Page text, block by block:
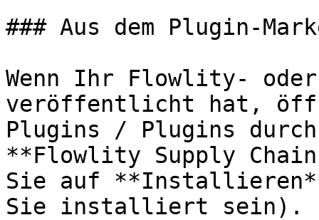
### Aus dem Plugin-
Wenn Ihr Flowlity- oder
veröffentlicht hat,
Plugins / Plugins
**Flowlity Supply
Sie auf
Sie installiert sein).